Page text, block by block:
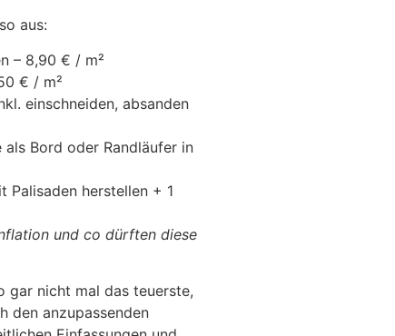
aus:
– 8,90 € / m²
€ / m²
einschneiden, absanden
Bord oder Randläufer in
Palisaden herstellen + 1
und co dürften diese
gar nicht mal das teuerste,
den anzupassenden